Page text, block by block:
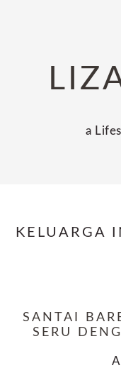
navigation
a
KELUARGA
SANTAI
SERU